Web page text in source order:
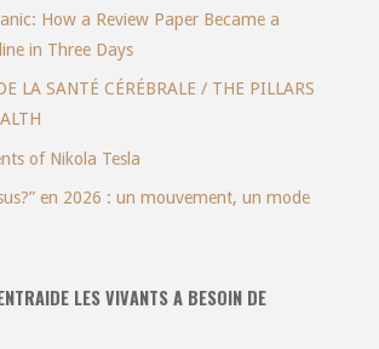
How a Review Paper Became a
in Three Days
LA SANTÉ CÉRÉBRALE / THE PILLARS
of Nikola Tesla
en 2026 : un mouvement, un mode
LES VIVANTS A BESOIN DE